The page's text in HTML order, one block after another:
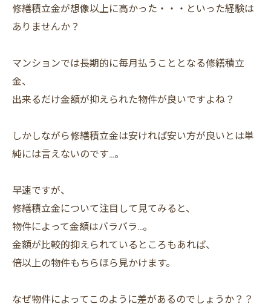
修繕積立金が想像以上に高かった・・・といった経験は
ありませんか？
マンションでは長期的に毎月払うこととなる修繕積立
金、
出来るだけ金額が抑えられた物件が良いですよね？
しかしながら修繕積立金は安ければ安い方が良いとは単
純には言えないのです…。
早速ですが、
修繕積立金について注目して見てみると、
物件によって金額はバラバラ…。
金額が比較的抑えられているところもあれば、
倍以上の物件もちらほら見かけます。
なぜ物件によってこのように差があるのでしょうか？？